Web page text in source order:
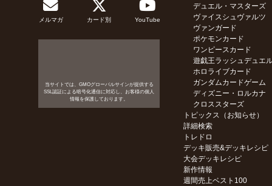
メルマガ カード別 YouTube
当サイトでは、GMOグローバルサインが提供する
SSL認証による暗号化通信に対応し、お客様の個人
情報を保護しております。
デュエル・マスターズ
ヴァイスシュヴァルツ
ヴァンガード
ポケモンカード
ワンピースカード
遊戯王ラッシュデュエ
ホロライブカード
ガンダムカードゲーム
ディズニー・ロルカナ
クロススターズ
トピックス（お知らせ）
詳細検索
トレドロ
デッキ販売&デッキレシピ
大会デッキレシピ
新作情報
週間売上ベスト100